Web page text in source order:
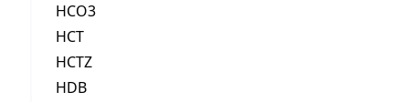
HCO3
HCT
HCTZ
HDB